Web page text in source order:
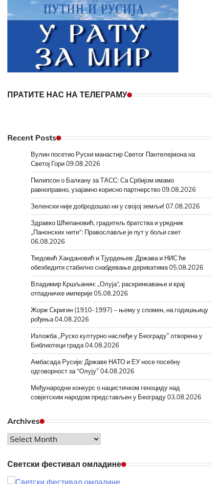
ПРАТИТЕ НАС НА ТЕЛЕГРАМУ
Recent Posts
Вулин посетио Руски манастир Светог Пантелејмона на
Светој Гори09.08.2026
Пилипсон о Балкану за ТАСС: Са Србијом имамо
равноправно, узајамно корисно партнерство09.08.2026
Зеленски није добродошао ни у својој земљи!07.08.2026
Здравко Шћепановић, градитељ братства и уредник
„Панонских нити“: Православље је пут у бољи свет
06.08.2026
Ђедовић Хандановић и Тјурдењев: Држава и НИС ће
обезбедити стабилно снабдевање дериватима05.08.2026
Владимир Кршљанин: „Олуја“, раскринкавање и крај
отпадничке империје05.08.2026
Жорж Скригин (1910-1997) – њему у спомен, на годишњицу
рођења04.08.2026
Изложба „Руско културно наслеђе у Београду” отворена у
Библиотеци града04.08.2026
Амбасада Русије: Државе НАТО и ЕУ носе посебну
одговорност за “Олују”04.08.2026
Међународни конкурс о нацистичком геноциду над
совјетским народом представљен у Београду03.08.2026
Archives
Archives
Светски фестивал омладине